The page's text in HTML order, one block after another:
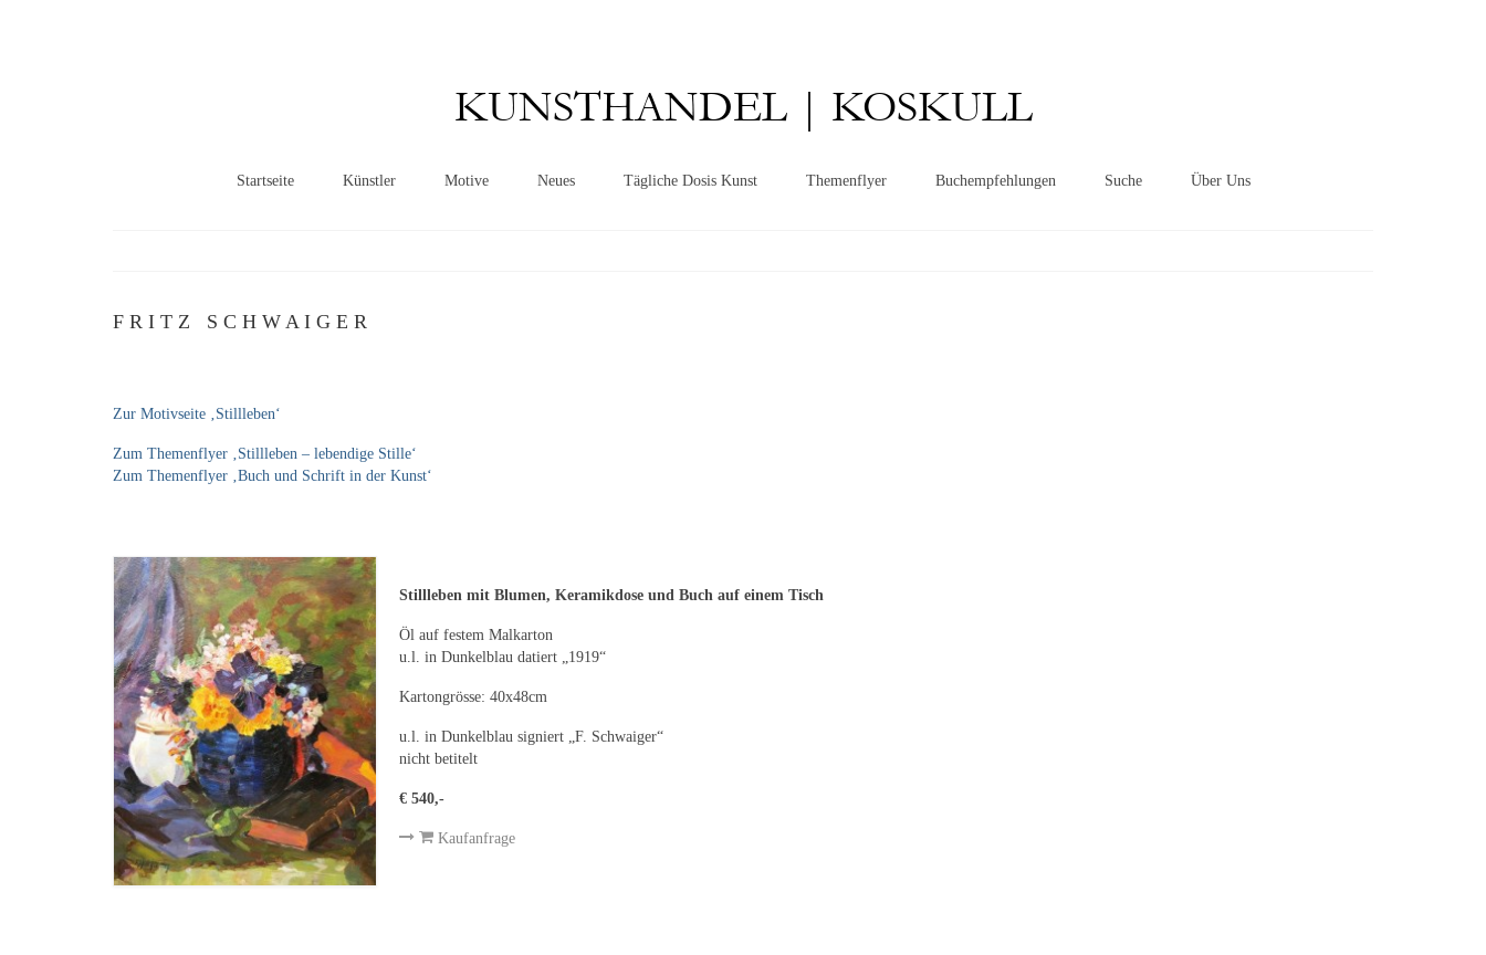
KUNSTHANDEL | KOSKULL
Startseite Künstler Motive Neues Tägliche Dosis Kunst Themenflyer Buchempfehlungen Suche Über Uns
F R I T Z S C H W A I G E R
Zur Motivseite ‚Stillleben‘
Zum Themenflyer ‚Stillleben – lebendige Stille‘
Zum Themenflyer ‚Buch und Schrift in der Kunst‘
Stillleben mit Blumen, Keramikdose und Buch auf einem Tisch
Öl auf festem Malkarton
u.l. in Dunkelblau datiert „1919“
Kartongrösse: 40x48cm
u.l. in Dunkelblau signiert „F. Schwaiger“
nicht betitelt
€ 540,-
Kaufanfrage